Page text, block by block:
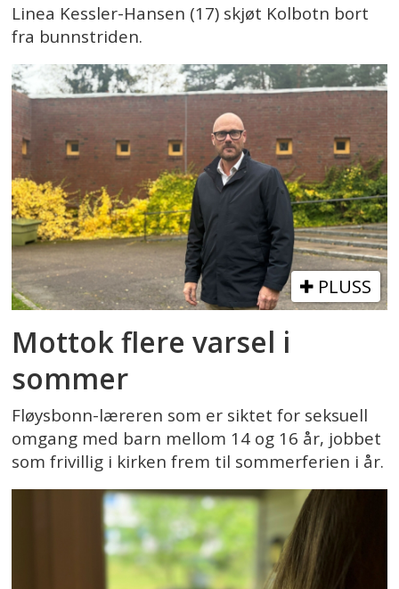
Linea Kessler-Hansen (17) skjøt Kolbotn bort
fra bunnstriden.
PLUSS
Mottok flere varsel i
sommer
Fløysbonn-læreren som er siktet for seksuell
omgang med barn mellom 14 og 16 år, jobbet
som frivillig i kirken frem til sommerferien i år.